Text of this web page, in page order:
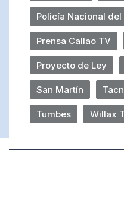
Policía Nacional del
Prensa Callao TV
Proyecto de Ley
San Martín
Tumbes Willax